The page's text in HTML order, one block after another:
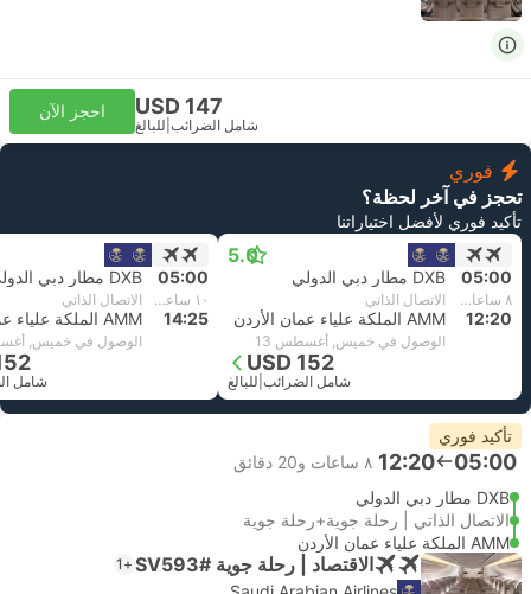
USD 147
شامل الضرائب للبالغ
احجز الآن
فوري
تحجز في آخر لحظة؟
تأكيد فوري لأفضل اختياراتنا
5.0
05:00 DXB مطار دبي الدولي
٨ ساعات و‫20 دقائق الاتصال الذاتي
12:20 AMM الملكة علياء عمان الأردن
الوصول في خميس, أغسطس 13
USD 152
شامل الضرائب للبالغ
05:00 DXB مطار دبي الدولي
١٠ ساعات و‫25 دقائق الاتصال الذاتي
14:25 AMM الملكة علياء عمان الأردن
الوصول في خميس,
شامل
تأكيد فوري
05:00
12:20 ٨ ساعات و‫20 دقائق
DXB مطار دبي الدولي
الاتصال الذاتي | رحلة جوية+رحلة جوية
AMM الملكة علياء عمان الأردن
الاقتصاد | رحلة جوية #SV593 +1